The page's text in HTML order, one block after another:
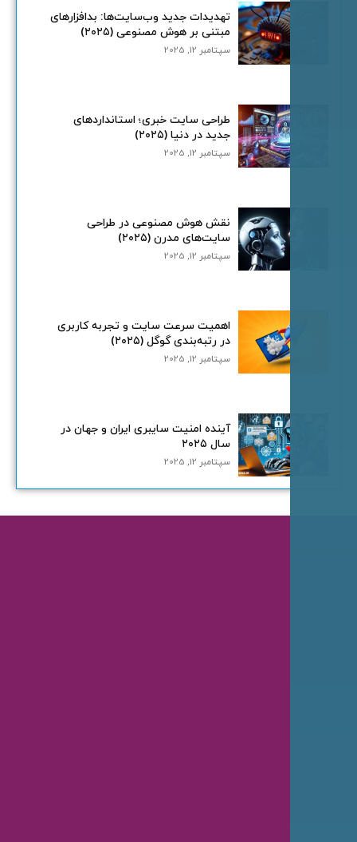
تهدیدات جدید وب‌سایت‌ها: بدافزارهای
مبتنی بر هوش مصنوعی (۲۰۲۵)
سپتامبر 12, 2025
طراحی سایت خبری؛ استانداردهای
جدید در دنیا (۲۰۲۵)
سپتامبر 12, 2025
نقش هوش مصنوعی در طراحی
سایت‌های مدرن (۲۰۲۵)
سپتامبر 12, 2025
اهمیت سرعت سایت و تجربه کاربری
در رتبه‌بندی گوگل (۲۰۲۵)
سپتامبر 12, 2025
آینده امنیت سایبری ایران و جهان در
سال ۲۰۲۵
سپتامبر 12, 2025